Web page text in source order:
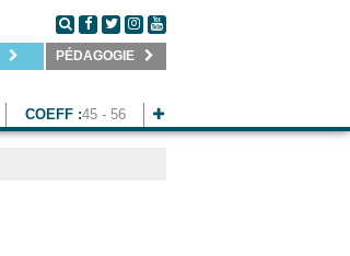
PÉDAGOGIE
COEFF :45 - 56